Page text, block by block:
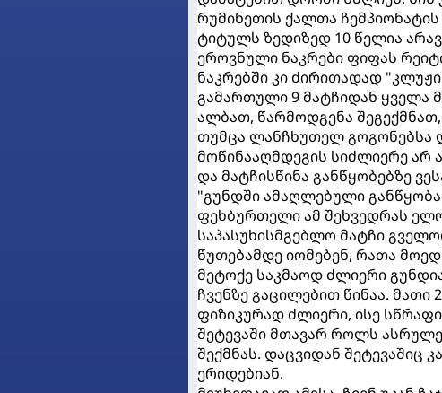
რუმინეთის ქალთა
ტიტულს ზედიზედ 10 წელია
ეროვნული ნაკრები ფიფას
ნაკრებში კი ძირითადად
გამართული 9 მატჩიდან ყველა
ალბათ, წარმოდგენა
თუმცა ლანჩხუთელ გოგონებსა
მოწინააღმდეგის სიძლიერე არ
და მატჩისწინა განწყობებზე
"გუნდში ამაღლებული
ფეხბურთელი ამ შეხვედრას
საპასუხისმგებლო მატჩი
წუთებამდე იომებენ, რათა
მეტოქე საკმაოდ ძლიერი
ჩვენზე გაცილებით წინაა.
ფიზიკურად ძლიერი, ისე
შეტევაში მთავარ როლს
შექმნას. დაცვიდან შეტევაშიც
ერიდებიან.